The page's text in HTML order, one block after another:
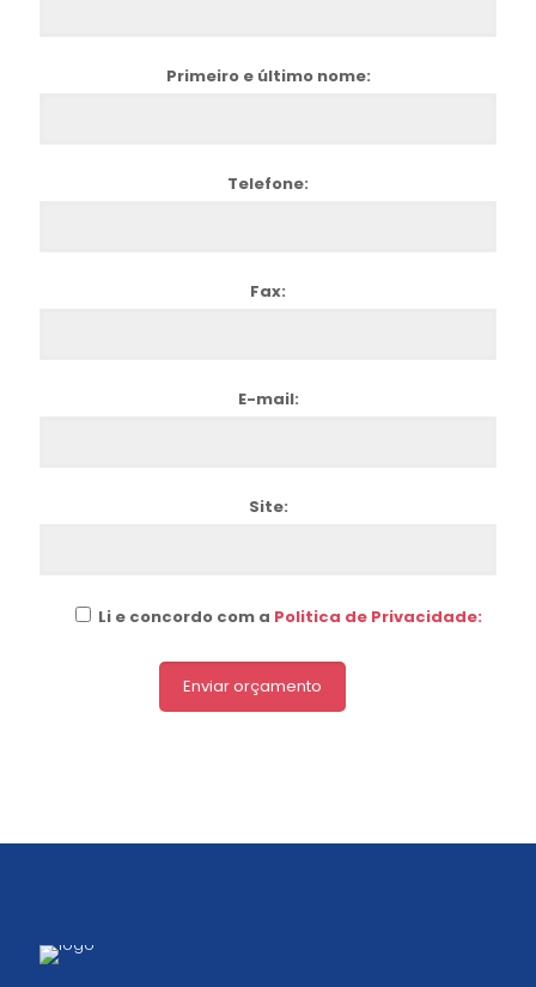
Primeiro e último nome:
Telefone:
Fax:
E-mail:
Site:
Li e concordo com a Politica de Privacidade: